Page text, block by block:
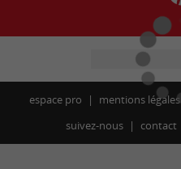
espace pro mentions légales
suivez-nous
contact